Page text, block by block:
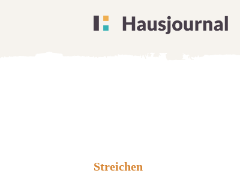
Streichen